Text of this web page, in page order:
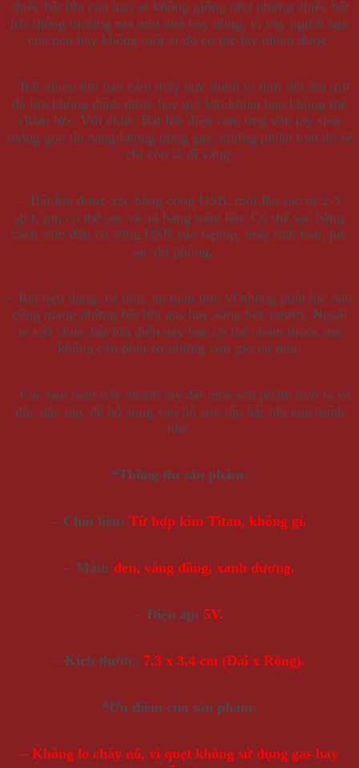
chiếc bật lửa của bạn sẽ không giống như những chiếc bật
lửa thông thường mà mọi nhà hay dùng, vì vậy người bạn
của bạn hay không một ai đó có thể lấy nhầm được.
– Rất nhiều khi bạn cảm thấy bực mình vì thời tiết ẩm ướt
đá lửa không đánh được hay gió lớn khiến bạn không thể
châm lửa. Với chiếc Bật lửa điện cảm ứng vân tay siêu
mỏng gọn đa năng không dùng gas, những phiền toái đó sẽ
chỉ còn là dĩ vãng.
– Bật lửa được xạc bằng cổng USB, mỗi lần sạc từ 2-3
giờ, pin có thể sạc và xả hàng trăm lần. Có thể sạc bằng
cách cắm đầu có cổng USB vào laptop, máy tính bàn, pin
sạc dự phòng,…
– Rất tiện dụng, cá tính, an toàn hơn vì không phải lúc nào
cũng mang những bật lửa gas hay xăng bên người. Ngoài
ra với chiếc bật lửa điện này bạn có thể châm thuốc mà
không cần phải sợ những cơn gió tạt nữa.
– Các bạn nam hãy nhanh tay đặt mua sản phẩm mới lạ và
độc đáo này để bổ sung vào bộ sưu tập bật lửa của mình
nhé.
*Thông tin sản phẩm:
– Chất liệu: Từ hợp kim Titan, không gỉ.
– Màu: đen, vàng đồng, xanh dương.
– Điện áp: 5V.
– Kích thước: 7.3 x 3.4 cm (Dài x Rộng).
*Ưu điểm của sản phẩm:
– Không lo cháy nổ, vì quẹt không sử dụng gas hay